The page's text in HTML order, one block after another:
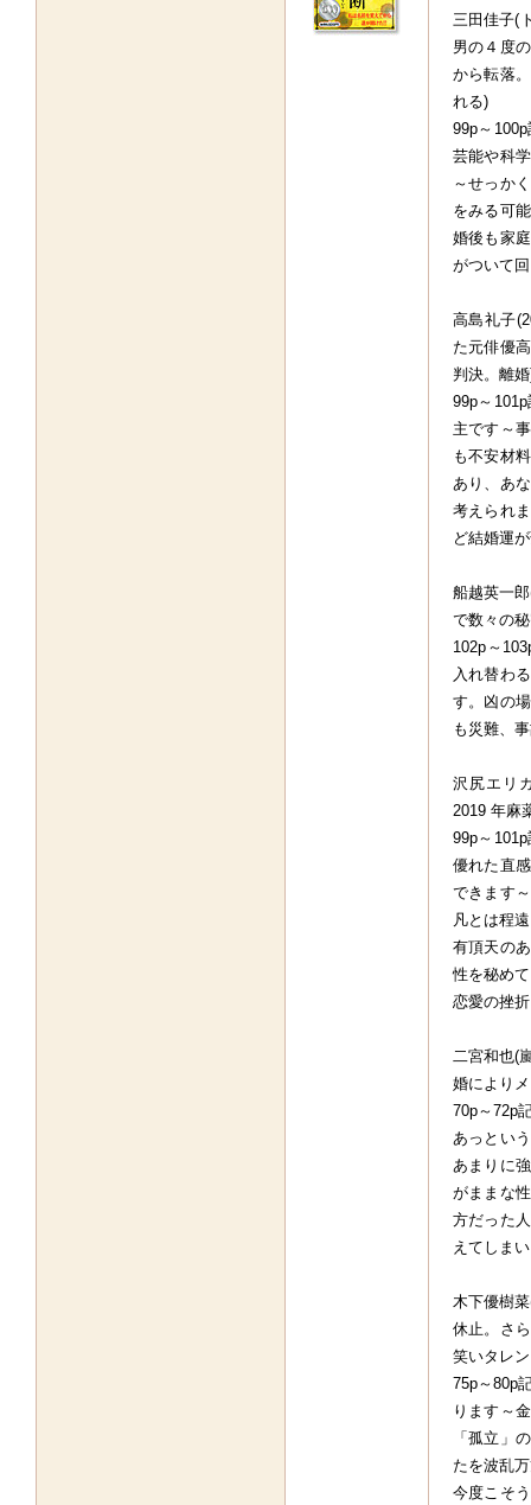
三田佳子(
男の４度
から転落
れる)
99p～
芸能や科
～せっか
をみる可
婚後も家
がついて
高島礼子
た元俳優
判決。離
99p～
主です～
も不安材
あり、あ
考えられ
ど結婚運
船越英一
で数々の
102p～
入れ替わ
す。凶の
も災難、
沢尻エリ
2019 年麻
99p～
優れた直
できます
凡とは程
有頂天の
性を秘め
恋愛の挫
二宮和也(
婚により
70p～72p
あっとい
あまりに
がままな
方だった
えてしま
木下優樹
休止。さ
笑いタレ
75p～80p
ります～
「孤立」
たを波乱
今度こそ